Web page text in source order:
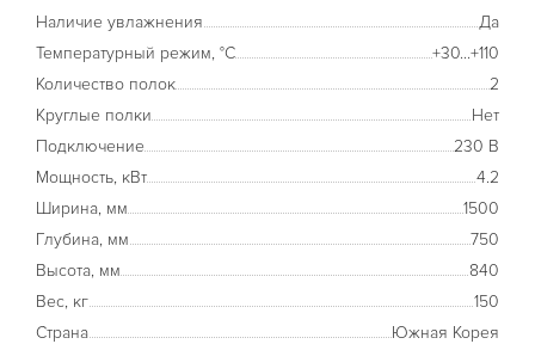
Наличие увлажнения
Да
Температурный режим, °С
+30...+110
Количество полок
2
Круглые полки
Нет
Подключение
230 В
Мощность, кВт
4.2
Ширина, мм
1500
Глубина, мм
750
Высота, мм
840
Вес, кг
150
Страна
Южная Корея